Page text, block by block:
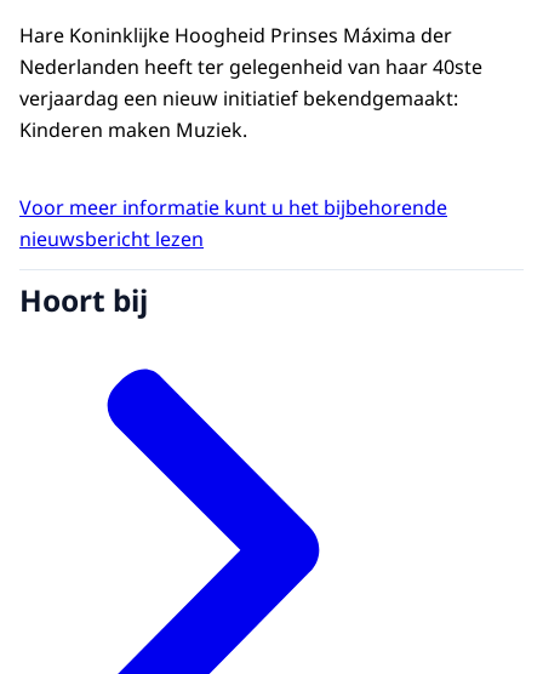
Hare Koninklijke Hoogheid Prinses Máxima der
Nederlanden heeft ter gelegenheid van haar 40ste
verjaardag een nieuw initiatief bekendgemaakt:
Kinderen maken Muziek.
Voor meer informatie kunt u het bijbehorende
nieuwsbericht lezen
Hoort bij